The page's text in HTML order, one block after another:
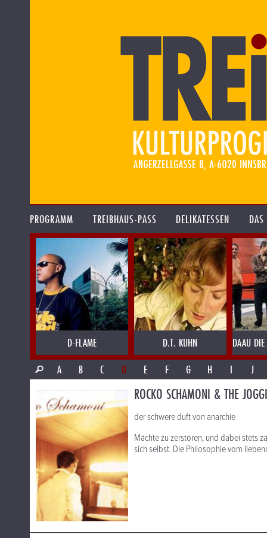
PROGRAMM TREIBHAUS-PASS DELIKATESSEN
D-FLAME D.T. KUHN
DAAU DIE
A
B C D E F G H I J
ROCKO SCHAMONI & THE
der schwere duft von anarchie
Mächte zu zerstören, und dabei stets
sich selbst. Die Philosophie vom